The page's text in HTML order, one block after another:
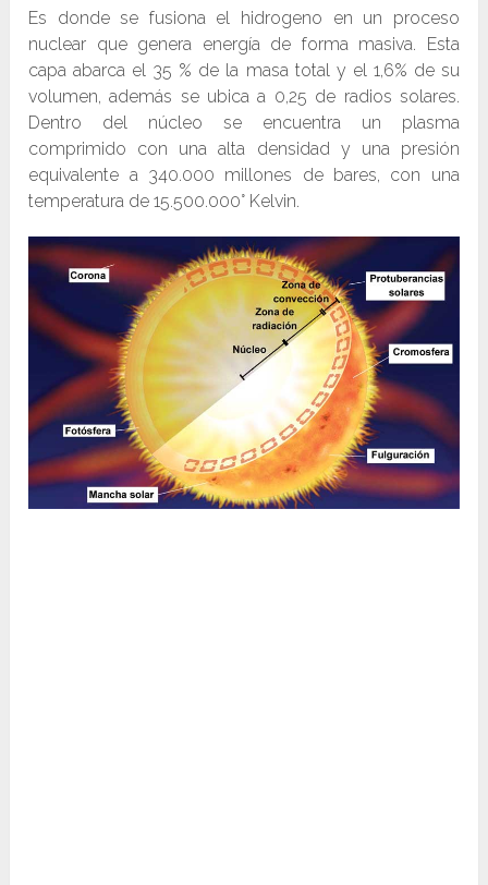
Es donde se fusiona el hidrogeno en un proceso
nuclear que genera energía de forma masiva. Esta
capa abarca el 35 % de la masa total y el 1,6% de su
volumen, además se ubica a 0,25 de radios solares.
Dentro del núcleo se encuentra un plasma
comprimido con una alta densidad y una presión
equivalente a 340.000 millones de bares, con una
temperatura de 15.500.000° Kelvin.